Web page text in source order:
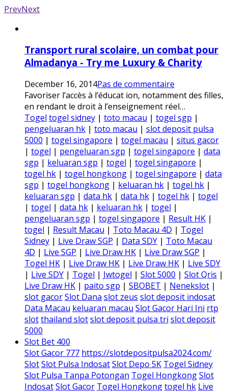
PrevNext
Transport rural scolaire, un combat pour
Almadanya - Try me Luxury & Charity
December 16, 2014Pas de commentaire
Favoriser l’accès à l’éducat ion, notamment des filles,
en rendant le droit à l’enseignement réel…
Togel togel sidney | toto macau | togel sgp |
pengeluaran hk | toto macau | slot deposit pulsa
5000 | togel singapore | togel macau | situs gacor
| togel | pengeluaran sgp | togel singapore | data
sgp | keluaran sgp | togel | togel singapore |
togel hk | togel hongkong | togel singapore | data
sgp | togel hongkong | keluaran hk | togel hk |
keluaran sgp | data hk | data hk | togel hk | togel
| togel | data hk | keluaran hk | togel |
pengeluaran sgp | togel singapore | Result HK |
togel | Result Macau | Toto Macau 4D | Togel
Sidney | Live Draw SGP | Data SDY | Toto Macau
4D | Live SGP | Live Draw HK | Live Draw SGP |
Togel HK | Live Draw HK | Live Draw HK | Live SDY
| Live SDY | Togel | Jwtogel | Slot 5000 | Slot Qris |
Live Draw HK | paito sgp | SBOBET | Nenekslot |
slot gacorSlot Dana slot zeus slot deposit indosat
Data Macau keluaran macau Slot Gacor Hari Ini rtp
slotthailand slotslot deposit pulsa tri slot deposit
5000
Slot Bet 400
Slot Gacor 777 https://slotdepositpulsa2024.com/
SlotSlot Pulsa IndosatSlot Depo 5K Togel Sidney
Slot Pulsa Tanpa Potongan Togel HongkongSlot
IndosatSlot Gacor Togel Hongkongtogel hk Live